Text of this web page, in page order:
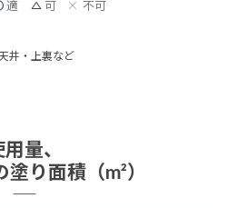
適 可 不可
井・上裏など
量、
り面積（m²）